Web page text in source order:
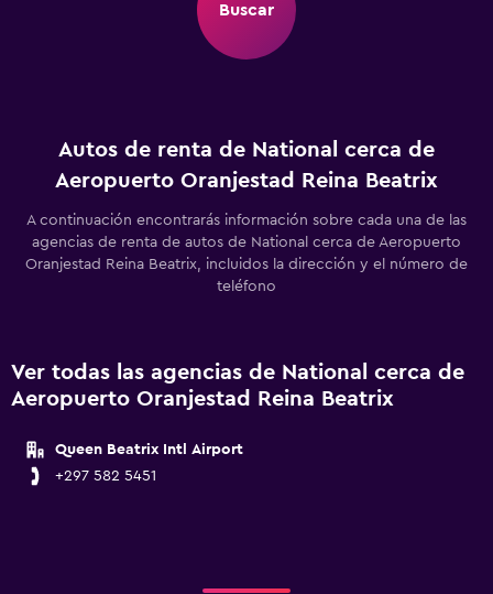
Buscar
Autos de renta de National cerca de
Aeropuerto Oranjestad Reina Beatrix
A continuación encontrarás información sobre cada una de las
agencias de renta de autos de National cerca de Aeropuerto
Oranjestad Reina Beatrix, incluidos la dirección y el número de
teléfono
Ver todas las agencias de National cerca de
Aeropuerto Oranjestad Reina Beatrix
Queen Beatrix Intl Airport
+297 582 5451